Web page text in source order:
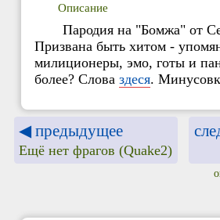
Описание
Пародия на "Бомжа" от
Призвана быть хитом -
милиционеры, эмо, готы и
более? Словаздеся.
◀ предыдущее
Ещё нет фрагов (Quake2)